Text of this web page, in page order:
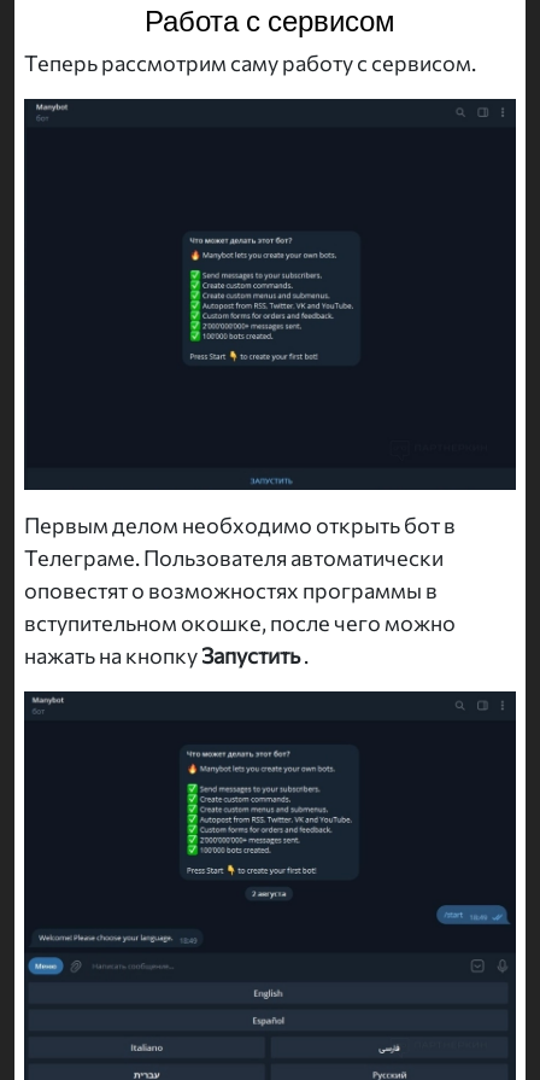
Работа с сервисом
Теперь рассмотрим саму работу с сервисом.
Первым делом необходимо открыть бот в
Телеграме. Пользователя автоматически
оповестят о возможностях программы в
вступительном окошке, после чего можно
нажать на кнопкуЗапустить.